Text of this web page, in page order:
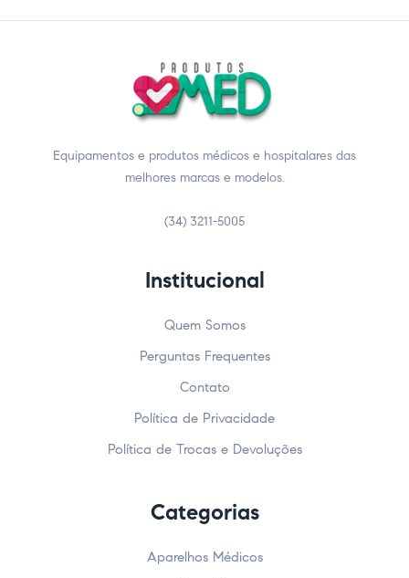
Equipamentos e produtos médicos e hospitalares das
melhores marcas e modelos.
(34) 3211-5005
Institucional
Quem Somos
Perguntas Frequentes
Contato
Política de Privacidade
Política de Trocas e Devoluções
Categorias
Aparelhos Médicos